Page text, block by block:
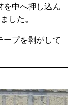
を中へ押し込ん
した。
ープを剥がして